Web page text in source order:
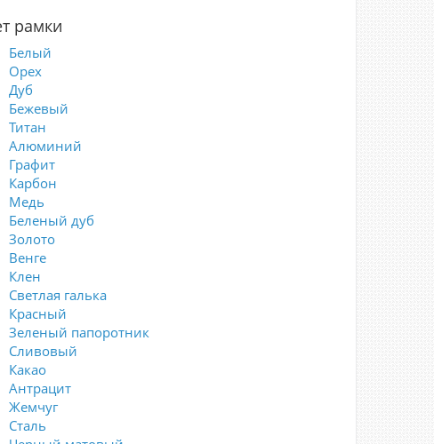
рамки
Белый
Орех
Дуб
Бежевый
Титан
Алюминий
Графит
Карбон
Медь
Беленый дуб
Золото
Венге
Клен
Светлая галька
Красный
Зеленый папоротник
Сливовый
Какао
Антрацит
Жемчуг
Сталь